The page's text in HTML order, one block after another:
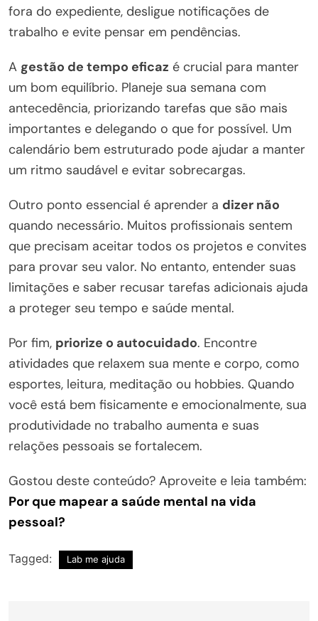
fora do expediente, desligue notificações de
trabalho e evite pensar em pendências.
A gestão de tempo eficaz é crucial para manter
um bom equilíbrio. Planeje sua semana com
antecedência, priorizando tarefas que são mais
importantes e delegando o que for possível. Um
calendário bem estruturado pode ajudar a manter
um ritmo saudável e evitar sobrecargas.
Outro ponto essencial é aprender a dizer não
quando necessário. Muitos profissionais sentem
que precisam aceitar todos os projetos e convites
para provar seu valor. No entanto, entender suas
limitações e saber recusar tarefas adicionais ajuda
a proteger seu tempo e saúde mental.
Por fim, priorize o autocuidado. Encontre
atividades que relaxem sua mente e corpo, como
esportes, leitura, meditação ou hobbies. Quando
você está bem fisicamente e emocionalmente, sua
produtividade no trabalho aumenta e suas
relações pessoais se fortalecem.
Gostou deste conteúdo? Aproveite e leia também:
Por que mapear a saúde mental na vida
pessoal?
Tagged: Lab me ajuda